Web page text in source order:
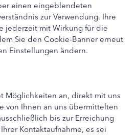
einen eingeblendeten
zur Verwendung. Ihre
jederzeit mit Wirkung für die
Sie den Cookie-Banner erneut
Einstellungen ändern.
Möglichkeiten an, direkt mit uns
von Ihnen an uns übermittelten
bis zur Erreichung
Kontaktaufnahme, es sei